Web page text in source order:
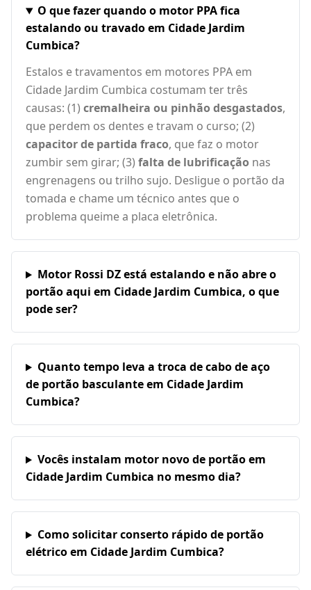
O que fazer quando o motor PPA fica
estalando ou travado em Cidade Jardim
Cumbica?
Estalos e travamentos em motores PPA em
Cidade Jardim Cumbica costumam ter três
causas: (1) cremalheira ou pinhão desgastados,
que perdem os dentes e travam o curso; (2)
capacitor de partida fraco, que faz o motor
zumbir sem girar; (3) falta de lubrificação nas
engrenagens ou trilho sujo. Desligue o portão da
tomada e chame um técnico antes que o
problema queime a placa eletrônica.
Motor Rossi DZ está estalando e não abre o
portão aqui em Cidade Jardim Cumbica, o que
pode ser?
Quanto tempo leva a troca de cabo de aço
de portão basculante em Cidade Jardim
Cumbica?
Vocês instalam motor novo de portão em
Cidade Jardim Cumbica no mesmo dia?
Como solicitar conserto rápido de portão
elétrico em Cidade Jardim Cumbica?